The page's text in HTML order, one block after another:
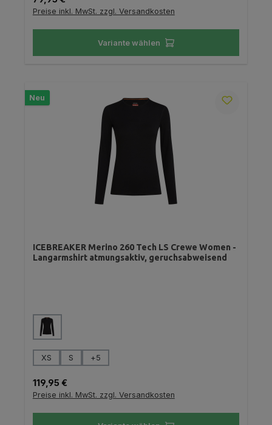
Preise inkl. MwSt. zzgl. Versandkosten
Variante wählen
Neu
ICEBREAKER Merino 260 Tech LS Crewe Women -
Langarmshirt atmungsaktiv, geruchsabweisend
Farbe
Größe auswählen
XS S +5
Regulärer Preis:
119,95 €
Preise inkl. MwSt. zzgl. Versandkosten